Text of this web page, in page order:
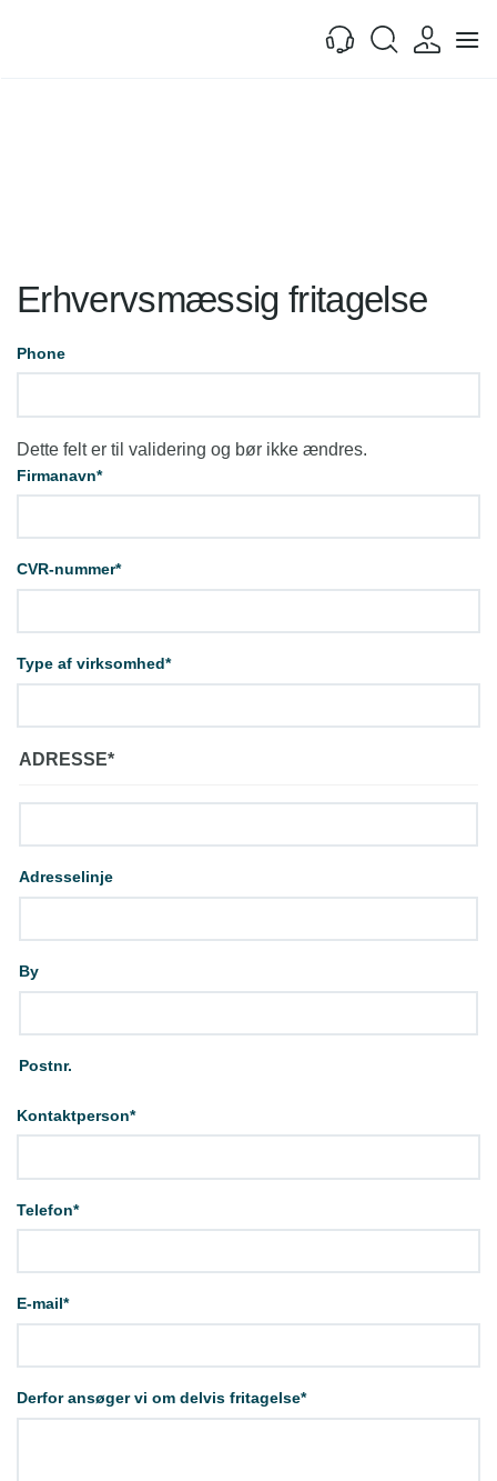
Erhvervsmæssig fritagelse
Phone
Dette felt er til validering og bør ikke ændres.
Firmanavn*
CVR-nummer*
Type af virksomhed*
ADRESSE*
Adresselinje
By
Postnr.
Kontaktperson*
Telefon*
E-mail*
Derfor ansøger vi om delvis fritagelse*